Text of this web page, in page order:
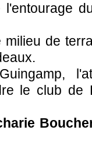
milieu de
le club de